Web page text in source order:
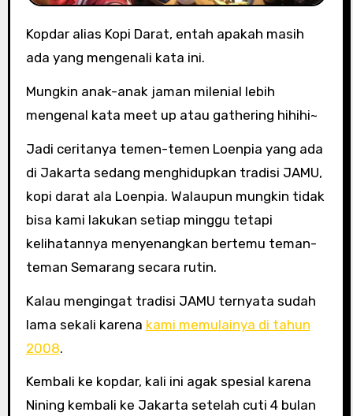
Kopdar alias Kopi Darat, entah apakah masih
ada yang mengenali kata ini.
Mungkin anak-anak jaman milenial lebih
mengenal kata meet up atau gathering hihihi~
Jadi ceritanya temen-temen Loenpia yang ada
di Jakarta sedang menghidupkan tradisi JAMU,
kopi darat ala Loenpia. Walaupun mungkin tidak
bisa kami lakukan setiap minggu tetapi
kelihatannya menyenangkan bertemu teman-
teman Semarang secara rutin.
Kalau mengingat tradisi JAMU ternyata sudah
lama sekali karena kami memulainya di tahun
2008.
Kembali ke kopdar, kali ini agak spesial karena
Nining kembali ke Jakarta setelah cuti 4 bulan